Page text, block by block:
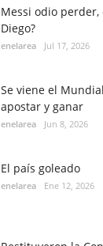
Messi odio perder,
Diego?
enelarea Jul 17, 2026
Se viene el
apostar y ganar
enelarea Jun 8, 2026
El país goleado
enelarea Ene 12, 2026